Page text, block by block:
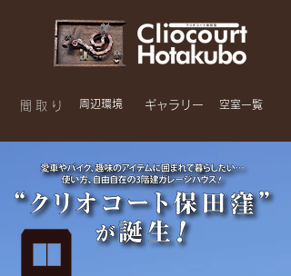
間取り ​周辺環境 ​ギャラリー ​空室一覧